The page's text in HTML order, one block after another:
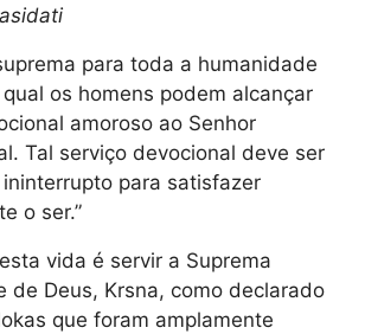
para toda a humanidade
os homens podem alcançar
amoroso ao Senhor
Tal serviço devocional deve ser
para satisfazer
o ser.”
vida é servir a Suprema
de Deus, Krsna, como declarado
que foram amplamente